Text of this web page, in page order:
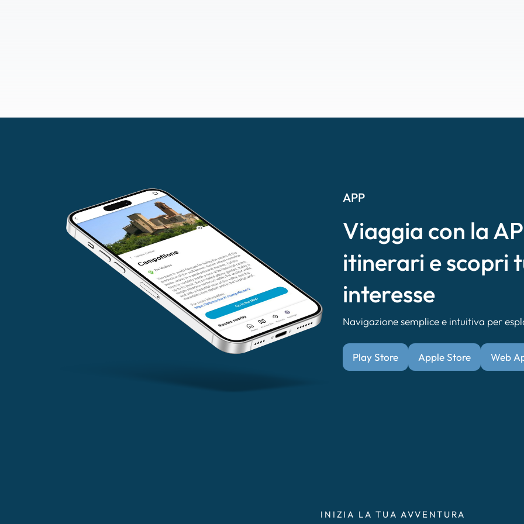
APP
Viaggia con la
itinerari e scopri
interesse
Navigazione semplice e intuitiva per
Play Store Apple Store Web
INIZIA LA TUA AVVENTURA